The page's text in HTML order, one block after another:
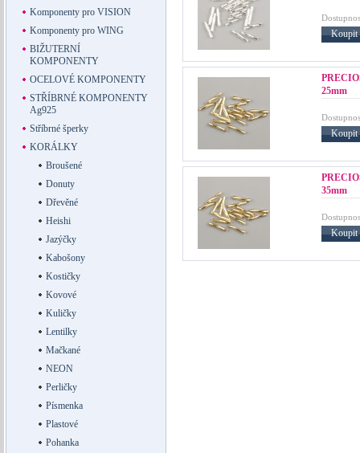
Komponenty pro VISION
Komponenty pro WING
BIŽUTERNÍ
KOMPONENTY
OCELOVÉ KOMPONENTY
STŘÍBRNÉ KOMPONENTY
Ag925
Stříbrné šperky
KORÁLKY
Broušené
Donuty
Dřevěné
Heishi
Jazýčky
Kabošony
Kostičky
Kovové
Kuličky
Lentilky
Mačkané
NEON
Perličky
Písmenka
Plastové
Pohanka
Koupit
25mm
Koupit
35mm
Koupit